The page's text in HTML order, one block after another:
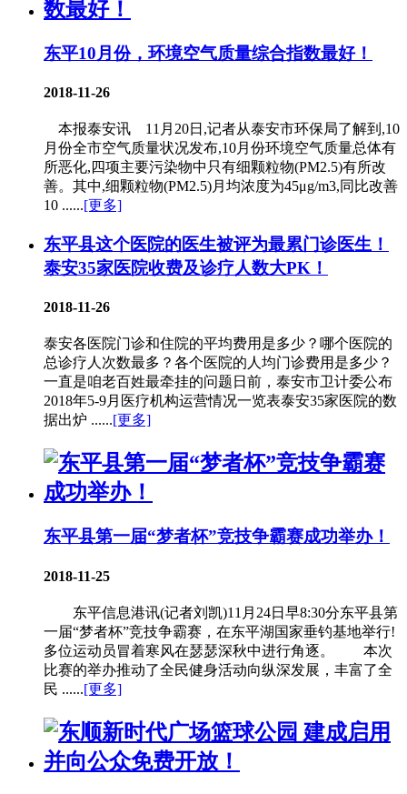
东平10月份，环境空气质量综合指数最好！
2018-11-26
本报泰安讯 11月20日,记者从泰安市环保局了解到,10
月份全市空气质量状况发布,10月份环境空气质量总体有
所恶化,四项主要污染物中只有细颗粒物(PM2.5)有所改
善。其中,细颗粒物(PM2.5)月均浓度为45μg/m3,同比改善
10 ......[更多]
东平县这个医院的医生被评为最累门诊医生！
泰安35家医院收费及诊疗人数大PK！
2018-11-26
泰安各医院门诊和住院的平均费用是多少？哪个医院的
总诊疗人次数最多？各个医院的人均门诊费用是多少？
一直是咱老百姓最牵挂的问题日前，泰安市卫计委公布
2018年5-9月医疗机构运营情况一览表泰安35家医院的数
据出炉 ......[更多]
东平县第一届“梦者杯”竞技争霸赛成功举办！
2018-11-25
东平信息港讯(记者刘凯)11月24日早8:30分东平县第
一届“梦者杯”竞技争霸赛，在东平湖国家垂钓基地举行!
多位运动员冒着寒风在瑟瑟深秋中进行角逐。 本次
比赛的举办推动了全民健身活动向纵深发展，丰富了全
民 ......[更多]